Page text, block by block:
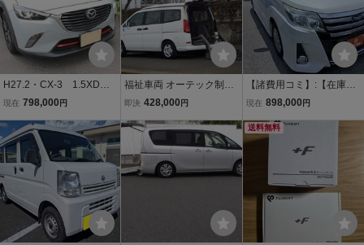
H27.2・CX-3 1.5XDツ
ーリング・無事故車・実
TV・バックカメラ・ET
C・スマートシティーブレ
ーキ・安全装備満載！
現在 798,000 円
福祉車両 オーテック制作
車 チェアキャブ 車椅子リ
走行少ない 修復歴無し
即決 428,000 円
【諸費用コミ】:【在庫確
認必須】 ノア 2.0 Si 4WD
グTV
現在 898,000 円
送料無料